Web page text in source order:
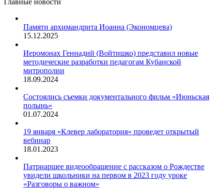
Памяти архимандрита Иоанна (Экономцева)
15.12.2025
Иеромонах Геннадий (Войтишко) представил новые
методические разработки педагогам Кубанской
митрополии
18.09.2024
Состоялись съемки документального фильм «Июньская
полынь»
01.07.2024
19 января «Клевер лаборатория» проведет открытый
вебинар
18.01.2023
Патриаршее видеообращение с рассказом о Рождестве
увидели школьники на первом в 2023 году уроке
«Разговоры о важном»